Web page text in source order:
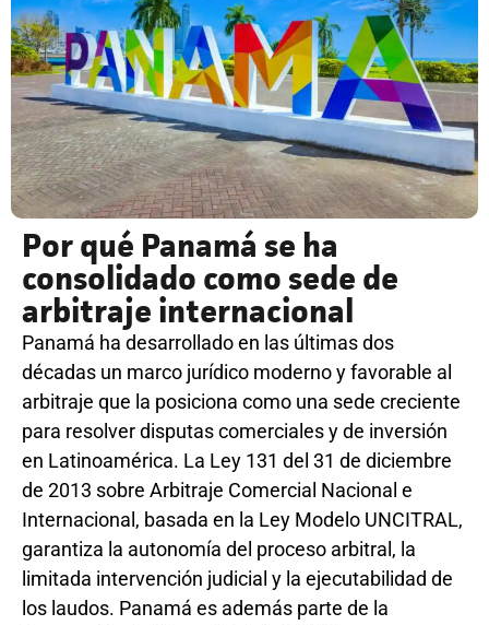
Por qué Panamá se ha
consolidado como sede de
arbitraje internacional
Panamá ha desarrollado en las últimas dos
décadas un marco jurídico moderno y favorable al
arbitraje que la posiciona como una sede creciente
para resolver disputas comerciales y de inversión
en Latinoamérica. La Ley 131 del 31 de diciembre
de 2013 sobre Arbitraje Comercial Nacional e
Internacional, basada en la Ley Modelo UNCITRAL,
garantiza la autonomía del proceso arbitral, la
limitada intervención judicial y la ejecutabilidad de
los laudos. Panamá es además parte de la